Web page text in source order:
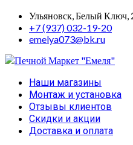
Skip
content
Ульяновск, Белый Ключ,
+7 (937) 032-19-20
emelya073@bk.ru
Primary
Menu
Наши магазины
Монтаж и установка
Отзывы клиентов
Скидки и акции
Доставка и оплата